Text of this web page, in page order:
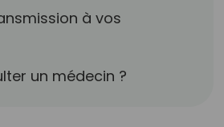
à vos
un médecin ?